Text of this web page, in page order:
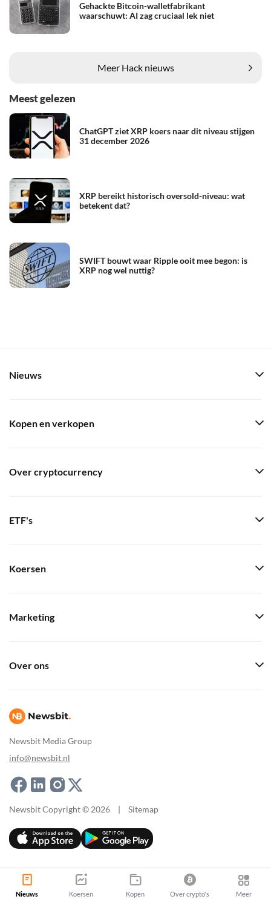
Gehackte Bitcoin-walletfabrikant
waarschuwt: AI zag cruciaal lek niet
Meer Hack nieuws
Meest gelezen
ChatGPT ziet XRP koers naar dit niveau stijgen
31 december 2026
XRP bereikt historisch oversold-niveau: wat
betekent dat?
SWIFT bouwt waar Ripple ooit mee begon: is
XRP nog wel nuttig?
Newsbit Media Group
info@newsbit.nl
Nieuws
Kopen en verkopen
Over cryptocurrency
ETF's
Koersen
Marketing
Over ons
Newsbit Copyright © 2026 | Sitemap
Nieuws Koersen Kopen Over crypto's Meer